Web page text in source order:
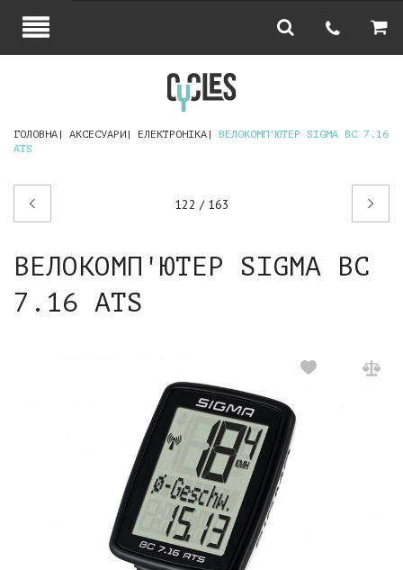
ГОЛОВНА АКСЕСУАРИ ЕЛЕКТРОНІКА
ВЕЛОКОМП'ЮТЕР SIGMA BC 7.16
ATS
122 / 163
Наступний
ВЕЛОКОМП'ЮТЕР SIGMA BC
7.16 ATS